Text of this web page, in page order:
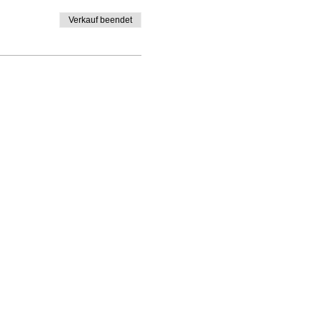
Verkauf beendet